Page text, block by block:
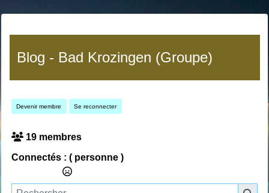
Blog - Bad Krozingen (Groupe)
Devenir membre Se reconnecter
19 membres
Connectés : ( personne )